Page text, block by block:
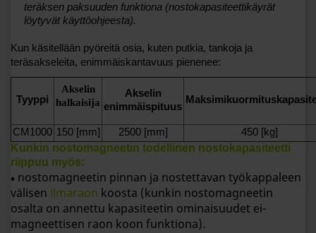
teräksen paksuuden funktiona (nostokapasiteettikäyrät
löytyvät käyttöohjeesta).
Kun käsitellään pyöreitä osia, kuten putkia, tankoja ja
teräsakseleita, enimmäiskantavuus pienenee:
Tyyppi
Akselin
halkaisija
Akselin
enimmäispituus
CM1000 150 [mm] 2500 [mm] 450 [kg]
Kunkin nostomagneetin todellinen nostokapasiteetti
riippuu myös:
♦ nostomagneetin pinnan ja nostettavan työkappaleen
välisen ilmaraon koosta (kunkin nostomagneetin
osalta on annettu kapasiteetin ominaisuudet ei-
magneettisen raon koon funktiona).